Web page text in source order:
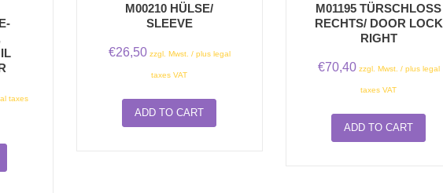
taxes
M00210 HÜLSE/
SLEEVE
€26,50 zzgl. Mwst. / plus legal
taxes VAT
ADD TO CART
M01195 TÜRSCHLOSS
RECHTS/ DOOR LOCK
RIGHT
€70,40 zzgl. Mwst. / plus legal
taxes VAT
ADD TO CART